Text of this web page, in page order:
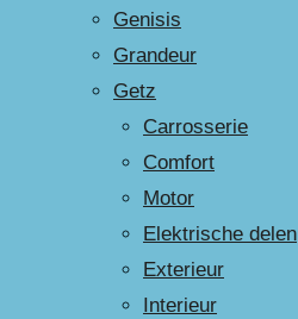
Genisis
Grandeur
Getz
Carrosserie
Comfort
Motor
Elektrische delen
Exterieur
Interieur